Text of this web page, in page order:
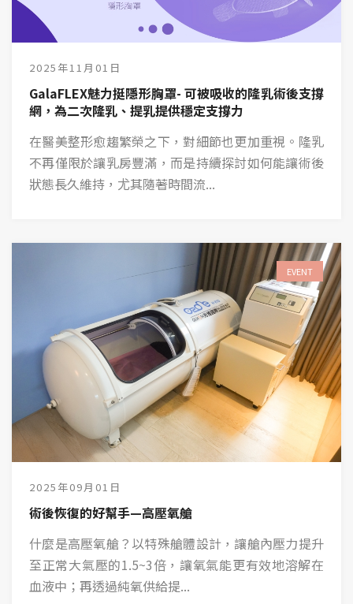
2025年11月01日
GalaFLEX魅力挺隱形胸罩- 可被吸收的隆乳術後支撐
網，為二次隆乳、提乳提供穩定支撐力
在醫美整形愈趨繁榮之下，對細節也更加重視。隆乳
不再僅限於讓乳房豐滿，而是持續探討如何能讓術後
狀態長久維持，尤其隨著時間流...
EVENT
2025年09月01日
術後恢復的好幫手—高壓氧艙
什麼是高壓氧艙？以特殊艙體設計，讓艙內壓力提升
至正常大氣壓的1.5~3倍，讓氧氣能更有效地溶解在
血液中；再透過純氧供給提...